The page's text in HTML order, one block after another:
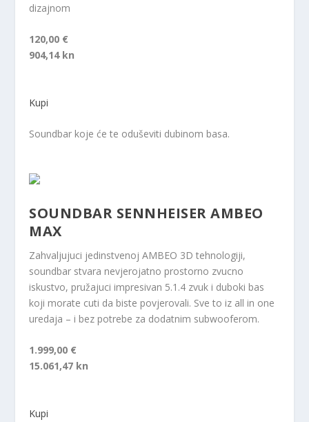
dizajnom
120,00 €
904,14 kn
Kupi
Soundbar koje će te oduševiti dubinom basa.
SOUNDBAR SENNHEISER AMBEO
MAX
Zahvaljujuci jedinstvenoj AMBEO 3D tehnologiji,
soundbar stvara nevjerojatno prostorno zvucno
iskustvo, pružajuci impresivan 5.1.4 zvuk i duboki bas
koji morate cuti da biste povjerovali. Sve to iz all in one
uredaja – i bez potrebe za dodatnim subwooferom.
1.999,00 €
15.061,47 kn
Kupi